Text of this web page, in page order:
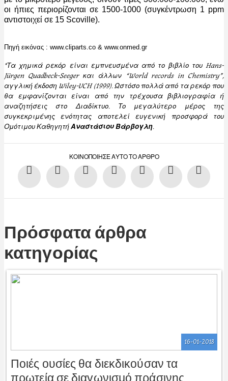
οι ήπιες περιορίζονται σε 1500-1000 (συγκέντρωση 1 ppm
αντιστοιχεί σε 15 Scoville).
Πηγή εικόνας : www.cliparts.co & www.onmed.gr
*Τα χημικά ρεκόρ είναι εμπνευσμένα από το βιβλίο του Hans-
Jürgen Quadbeck-Seeger και άλλων “World records in Chemistry”,
αγγλική έκδοση Wiley-VCH (1999). Ωστόσο πολλά από τα ρεκόρ που
θα εμφανίζονται είναι από την τρέχουσα βιβλιογραφία ή
αναζητήσεις στο Διαδίκτυο. Το μεγαλύτερο μέρος της
συγκεκριμένης ενότητας αποτελεί ευγενική προσφορά του
Ομότιμου ΚαθηγητήΑναστάσιου Βάρβογλη.
ΚΟΙΝΟΠΟΊΗΣΕ ΑΥΤΌ ΤΟ ΆΡΘΡΟ
Πρόσφατα άρθρα
κατηγορίας
16-01-2018
Ποιές ουσίες θα διεκδικούσαν τα
πρωτεία σε διαγωνισμό πράσινης